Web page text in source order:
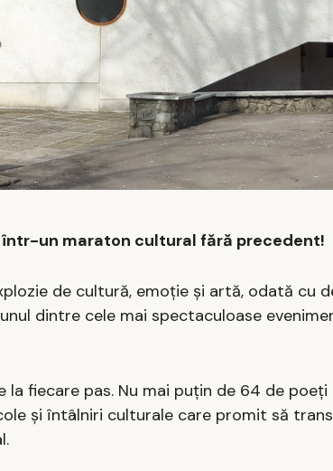
într-un maraton cultural fără precedent!
de cultură, emoție și artă, odată cu
dintre cele mai spectaculoase
la fiecare pas. Nu mai puțin de 64 de
și întâlniri culturale care promit să